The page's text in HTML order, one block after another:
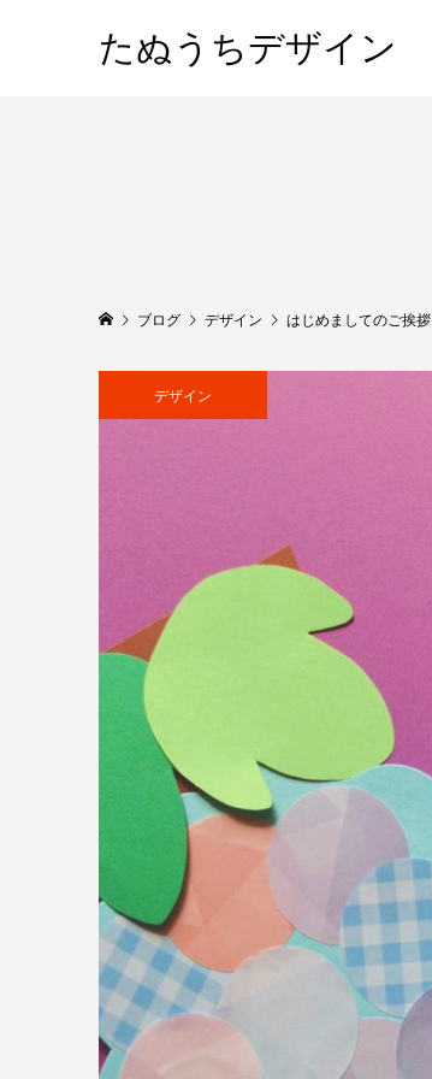
たぬうちデザイン
ブログ デザイン はじめましてのご挨拶
デザイン